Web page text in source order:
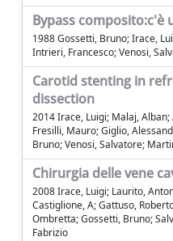
Bypass composito:c'è
1988 Gossetti, Bruno; Irace,
Intrieri, Francesco; Venosi,
Carotid stenting in
dissection
2014 Irace, Luigi; Malaj,
Fresilli, Mauro; Giglio,
Bruno; Venosi, Salvatore;
Chirurgia delle vene
2008 Irace, Luigi; Laurito,
Castiglione, A; Gattuso,
Ombretta; Gossetti, Bruno;
Fabrizio